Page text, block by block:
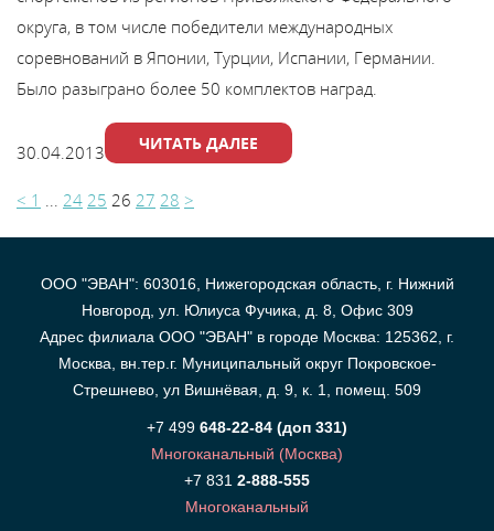
округа, в том числе победители международных
соревнований в Японии, Турции, Испании, Германии.
Было разыграно более 50 комплектов наград.
30.04.2013 ЧИТАТЬ ДАЛЕЕ
< 1 ... 24 25 26 27 28 >
ООО "ЭВАН": 603016, Нижегородская область, г. Нижний
Новгород, ул. Юлиуса Фучика, д. 8, Офис 309
Адрес филиала ООО "ЭВАН" в городе Москва: 125362, г.
Москва, вн.тер.г. Муниципальный округ Покровское-
Стрешнево, ул Вишнёвая, д. 9, к. 1, помещ. 509
+7 499 648-22-84 (доп 331)
Многоканальный (Москва)
+7 831 2-888-555
Многоканальный